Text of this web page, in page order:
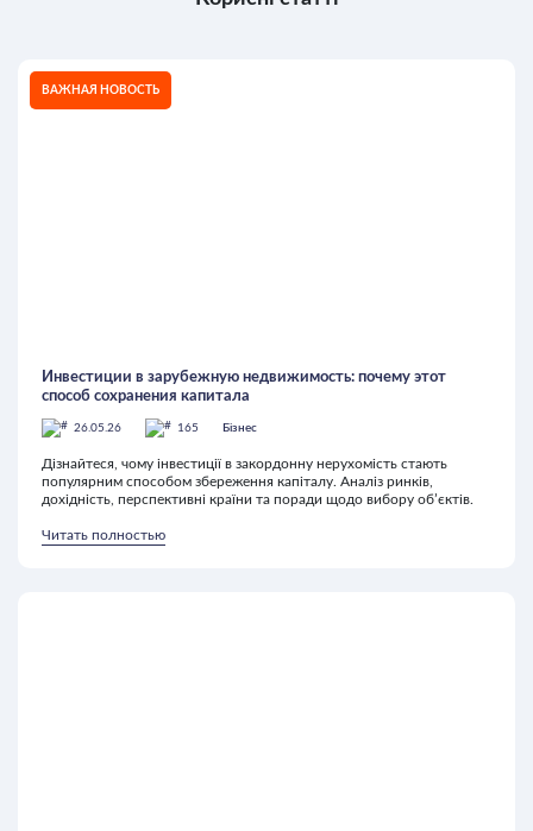
ВАЖНАЯ НОВОСТЬ
Инвестиции в зарубежную недвижимость: почему этот
способ сохранения капитала
26.05.26 165 Бізнес
Дізнайтеся, чому інвестиції в закордонну нерухомість стають
популярним способом збереження капіталу. Аналіз ринків,
дохідність, перспективні країни та поради щодо вибору об’єктів.
Читать полностью